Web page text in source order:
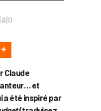
Claude
et
a été inspiré par